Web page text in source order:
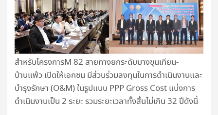
สำหรับโครงการM 82 สายทางยกระดับบางขุนเทียน-
บ้านแพ้ว เปิดให้เอกชน มีส่วนร่วมลงทุนในการดำเนินงานและ
บำรุงรักษา (O&M) ในรูปแบบ PPP Gross Cost แบ่งการ
ดำเนินงานเป็น 2 ระยะ รวมระยะเวลาทั้งสิ้นไม่เกิน 32 ปีดังนี้